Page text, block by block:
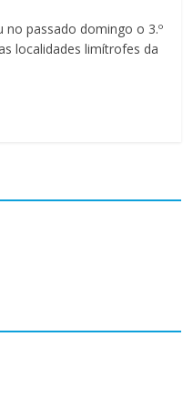
no passado domingo o 3.º
localidades limítrofes da